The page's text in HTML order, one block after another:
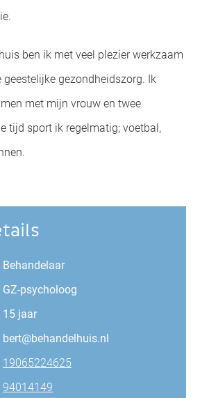
ben ik met veel plezier werkzaam
gezondheidszorg. Ik
met mijn vrouw en twee
tijd sport ik regelmatig; voetbal,
Behandelaar
GZ-psycholoog
15 jaar
bert@behandelhuis.nl
19065224625
94014149